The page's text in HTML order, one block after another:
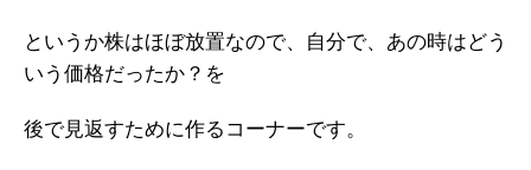
というか株はほぼ放置なので、自分で、あの時はどう
いう価格だったか？を
後で見返すために作るコーナーです。